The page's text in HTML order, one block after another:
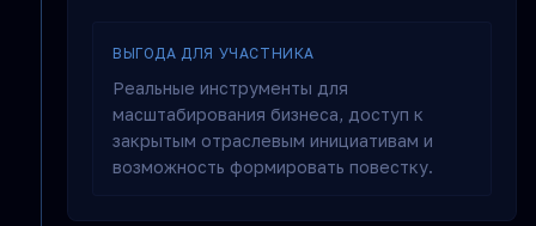
ВЫГОДА ДЛЯ УЧАСТНИКА
Реальные инструменты для
масштабирования бизнеса, доступ к
закрытым отраслевым инициативам и
возможность формировать повестку.